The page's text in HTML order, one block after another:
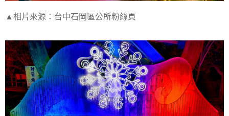
▲相片來源：台中石岡區公所粉絲頁